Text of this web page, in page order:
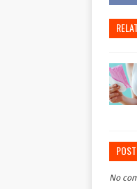
No